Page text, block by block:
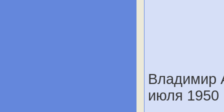
Владимир
июля 1950